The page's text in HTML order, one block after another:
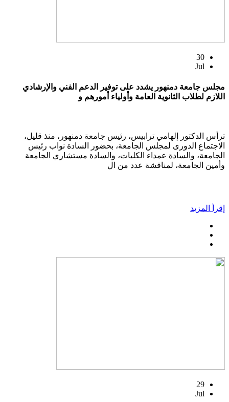
30
Jul
مجلس جامعة دمنهور يشدد على توفير الدعم الفني والإرشادي
اللازم لطلاب الثانوية العامة وأولياء أمورهم و
ترأس الدكتور إلهامي ترابيس، رئيس جامعة دمنهور، منذ قليل،
الاجتماع الدورى لمجلس الجامعة، بحضور السادة نواب رئيس
الجامعة، والسادة عمداء الكليات، والسادة مستشاري الجامعة
وأمين الجامعة، لمناقشة عدد من ال
إقرأ المزيد
29
Jul